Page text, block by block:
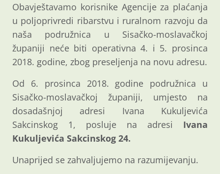
Obavještavamo korisnike Agencije za plaćanja
u poljoprivredi ribarstvu i ruralnom razvoju da
naša podružnica u Sisačko-moslavačkoj
županiji neće biti operativna 4. i 5. prosinca
2018. godine, zbog preseljenja na novu adresu.
Od 6. prosinca 2018. godine podružnica u
Sisačko-moslavačkoj županiji, umjesto na
dosadašnjoj adresi Ivana Kukuljevića
Sakcinskog 1, posluje na adresi Ivana
Kukuljevića Sakcinskog 24.
Unaprijed se zahvaljujemo na razumijevanju.